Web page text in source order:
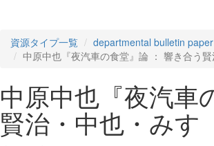
資源タイプ一覧
departmental bulletin paper
中原中也『夜汽車の食堂』論 ： 響き合う
中原中也『夜汽車
賢治・中也・みす